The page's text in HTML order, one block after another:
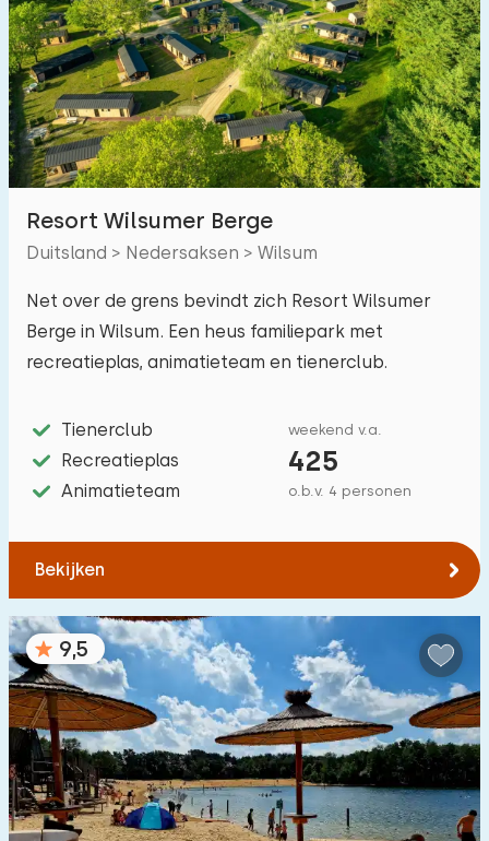
Zwembad 0
Omheinde tuin 1
Huisdiervrij 4
Fietsenschuurtje 2
Oplaadpunt auto 0
Budget
€ 0 — € 1000+
Afstanden
Tot bos(max. aantal km):
1 2 5 10 20
Tot water(max. aantal km):
1 2 5 10 20
Tot openbaar vervoer(max. aantal km):
Resort Wilsumer Berge
Duitsland > Nedersaksen > Wilsum
Net over de grens bevindt zich Resort Wilsumer
Berge in Wilsum. Een heus familiepark met
recreatieplas, animatieteam en tienerclub.
Tienerclub
Recreatieplas
Animatieteam
weekend v.a.
425
o.b.v. 4 personen
Bekijken
9,5